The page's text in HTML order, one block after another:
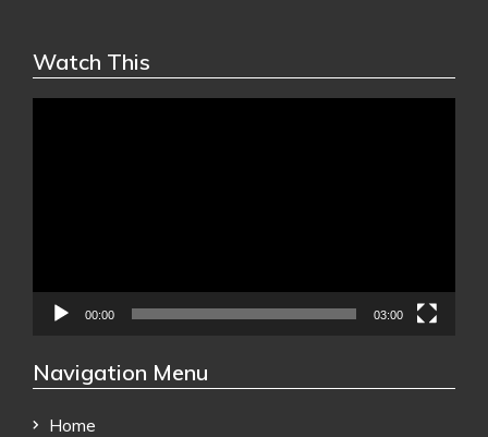
Watch This
00:00 03:00
Navigation Menu
Home